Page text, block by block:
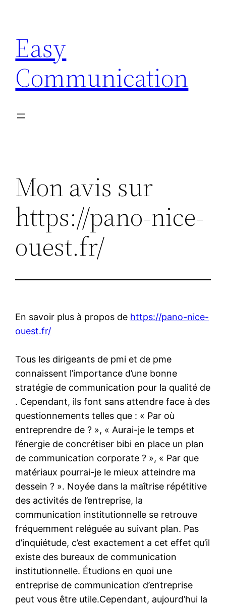
contenu
Easy
Communication
Mon avis sur
https://pano-nice-
ouest.fr/
En savoir plus à propos de https://pano-nice-
ouest.fr/
Tous les dirigeants de pmi et de pme
connaissent l’importance d’une bonne
stratégie de communication pour la qualité de
. Cependant, ils font sans attendre face à des
questionnements telles que : « Par où
entreprendre de ? », « Aurai-je le temps et
l’énergie de concrétiser bibi en place un plan
de communication corporate ? », « Par que
matériaux pourrai-je le mieux atteindre ma
dessein ? ». Noyée dans la maîtrise répétitive
des activités de l’entreprise, la
communication institutionnelle se retrouve
fréquemment reléguée au suivant plan. Pas
d’inquiétude, c’est exactement a cet effet qu’il
existe des bureaux de communication
institutionnelle. Étudions en quoi une
entreprise de communication d’entreprise
peut vous être utile.Cependant, aujourd’hui la